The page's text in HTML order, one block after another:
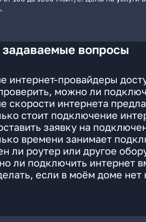
задаваемые вопросы
интернет-провайдеры
можно ли
скорости интернета
стоит подключение
заявку на
времени занимает
ли роутер или другое
ли подключить интернет
если в моём доме